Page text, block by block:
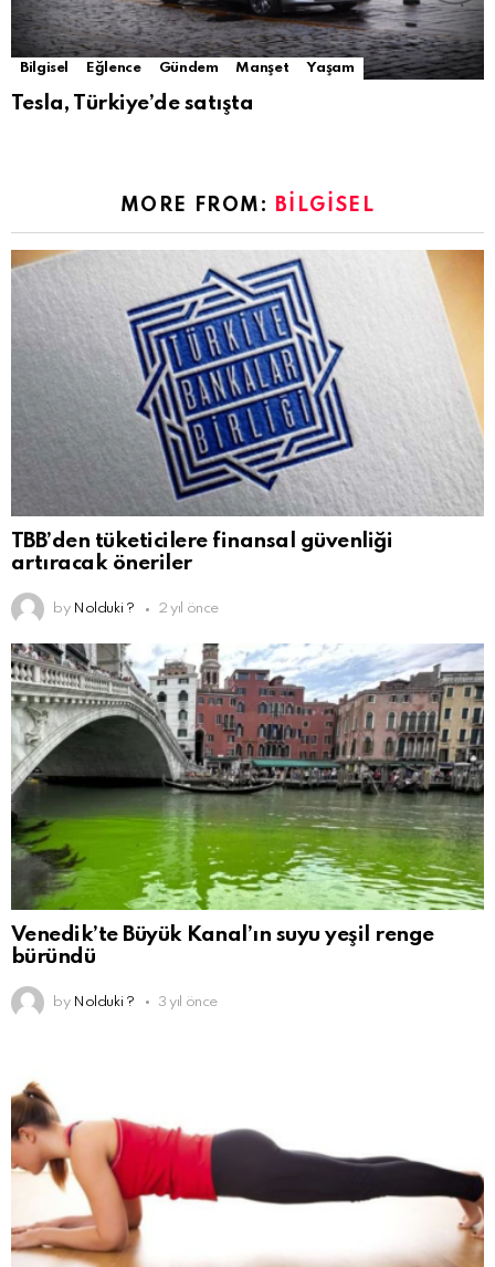
Bilgisel Eğlence Gündem Manşet Yaşam
Tesla, Türkiye’de satışta
MORE FROM: BILGISEL
TBB’den tüketicilere finansal güvenliği
artıracak öneriler
by Nolduki ? 2 yıl önce
Venedik’te Büyük Kanal’ın suyu yeşil renge
büründü
by Nolduki ? 3 yıl önce